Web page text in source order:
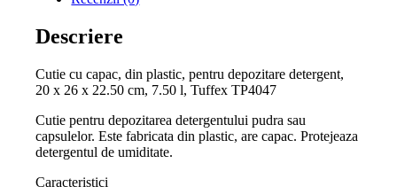
Descriere
Cutie cu capac, din plastic, pentru depozitare detergent,
20 x 26 x 22.50 cm, 7.50 l, Tuffex TP4047
Cutie pentru depozitarea detergentului pudra sau
capsulelor. Este fabricata din plastic, are capac. Protejeaza
detergentul de umiditate.
Caracteristici